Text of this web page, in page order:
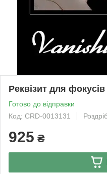
Реквізит для
Готово до відправки
Код: CRD-0013131
925 ₴